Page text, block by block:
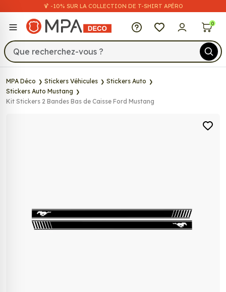
🍹 -10% SUR LA COLLECTION DE T-SHIRT APÉRO
MPA Déco 0
MPA Déco Stickers Véhicules
Stickers Auto
Stickers Auto Mustang
Kit Stickers 2 Bandes Bas de Caisse Ford Mustang